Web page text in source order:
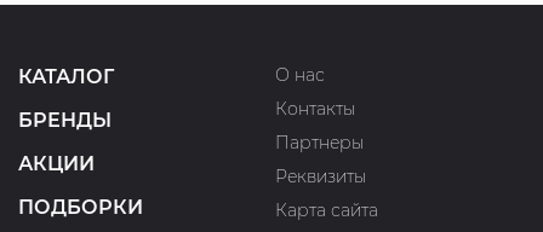
КАТАЛОГ
БРЕНДЫ
АКЦИИ
ПОДБОРКИ
О нас
Контакты
Партнеры
Реквизиты
Карта сайта